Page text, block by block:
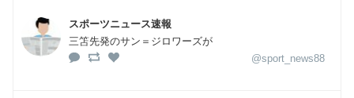
スポーツニュース速報
三笘先発のサン＝ジロワーズが
@sport_news88